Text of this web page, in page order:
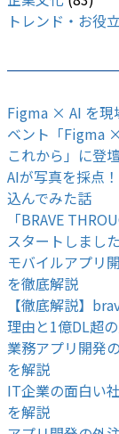
トレンド・お役
Figma × AI を現
ベント「Figma
これから」に登
AIが写真を採点
込んでみた話
「BRAVE
スタートしまし
モバイルアプリ
を徹底解説
【徹底解説】
理由と1億DL超
業務アプリ開発
を解説
IT企業の面白い
を解説